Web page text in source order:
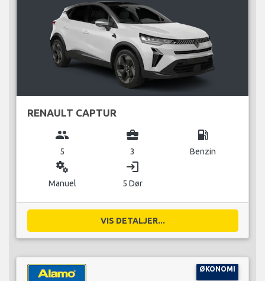
RENAULT CAPTUR
group
5
business_center
3
local_gas_station
Benzin
miscellaneous_services
Manuel
login
5 Dør
VIS DETALJER...
ØKONOMI